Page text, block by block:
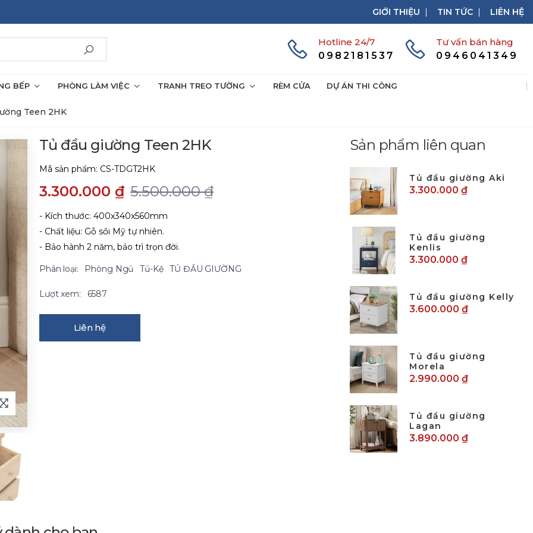
GIỚI THIỆU | TIN TỨC | LIÊN HỆ
Hotline 24/7
0982181537
Tư vấn bán hàng
0946041349
BẾP PHÒNG LÀM VIỆC TRANH TREO TƯỜNG RÈM CỬA DỰ ÁN THI CÔNG
Teen 2HK
Tủ đầu giường Teen 2HK
Mã sản phẩm: CS-TDGT2HK
3.300.000 ₫ 5.500.000 ₫
- Kích thước: 400x340x560mm
- Chất liệu: Gỗ sồi Mỹ tự nhiên.
- Bảo hành 2 năm, bảo trì trọn đời.
Phân loại: Phòng Ngủ Tủ-Kệ TỦ ĐẦU GIƯỜNG
Lượt xem: 6587
Liên hệ
Sản phẩm liên quan
Tủ đầu giường Aki
3.300.000 ₫
Tủ đầu giường
Kenlis
3.300.000 ₫
Tủ đầu giường Kelly
3.600.000 ₫
Tủ đầu giường
Morela
2.990.000 ₫
Tủ đầu giường
Lagan
3.890.000 ₫